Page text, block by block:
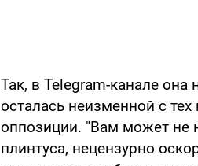
Так, в Telegram-канале
осталась неизменной с
оппозиции. "Вам может не
плинтуса, нецензурно